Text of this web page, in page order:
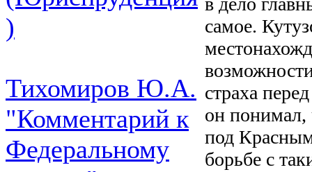
)
Тихомиров Ю.А.
"Комментарий к
Федеральному
самое.
страха
он понимал,
под
борьбе с